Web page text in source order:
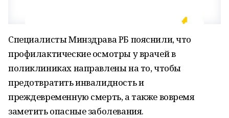
Специалисты Минздрава РБ пояснили, что
профилактические осмотры у врачей в
поликлиниках направлены на то, чтобы
предотвратить инвалидность и
преждевременную смерть, а также вовремя
заметить опасные заболевания.